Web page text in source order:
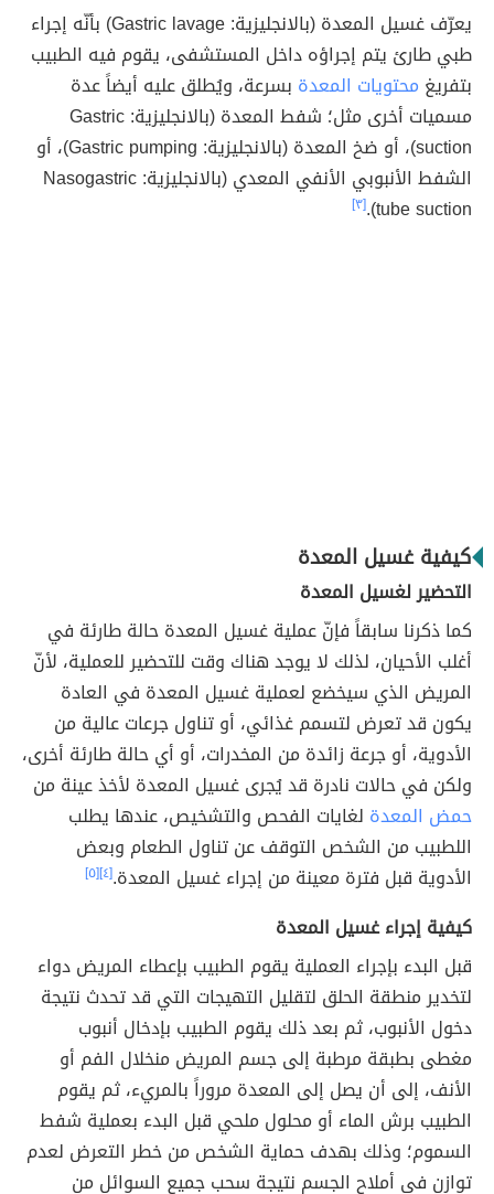
يعرّف غسيل المعدة (بالانجليزية: Gastric lavage) بأنّه إجراء
طبي طارئ يتم إجراؤه داخل المستشفى، يقوم فيه الطبيب
بتفريغ محتويات المعدة بسرعة، ويُطلق عليه أيضاً عدة
مسميات أخرى مثل؛ شفط المعدة (بالانجليزية: Gastric
suction)، أو ضخ المعدة (بالانجليزية: Gastric pumping)، أو
الشفط الأنبوبي الأنفي المعدي (بالانجليزية: Nasogastric
tube suction). [٣]
كيفية غسيل المعدة
التحضير لغسيل المعدة
كما ذكرنا سابقاً فإنّ عملية غسيل المعدة حالة طارئة في
أغلب الأحيان، لذلك لا يوجد هناك وقت للتحضير للعملية، لأنّ
المريض الذي سيخضع لعملية غسيل المعدة في العادة
يكون قد تعرض لتسمم غذائي، أو تناول جرعات عالية من
الأدوية، أو جرعة زائدة من المخدرات، أو أي حالة طارئة أخرى،
ولكن في حالات نادرة قد يُجرى غسيل المعدة لأخذ عينة من
حمض المعدة لغايات الفحص والتشخيص، عندها يطلب
اللطبيب من الشخص التوقف عن تناول الطعام وبعض
الأدوية قبل فترة معينة من إجراء غسيل المعدة.[٤] [٥]
كيفية إجراء غسيل المعدة
قبل البدء بإجراء العملية يقوم الطبيب بإعطاء المريض دواء
لتخدير منطقة الحلق لتقليل التهيجات التي قد تحدث نتيجة
دخول الأنبوب، ثم بعد ذلك يقوم الطبيب بإدخال أنبوب
مغطى بطبقة مرطبة إلى جسم المريض منخلال الفم أو
الأنف، إلى أن يصل إلى المعدة مروراً بالمريء، ثم يقوم
الطبيب برش الماء أو محلول ملحي قبل البدء بعملية شفط
السموم؛ وذلك بهدف حماية الشخص من خطر التعرض لعدم
توازن في أملاح الجسم نتيجة سحب جميع السوائل من